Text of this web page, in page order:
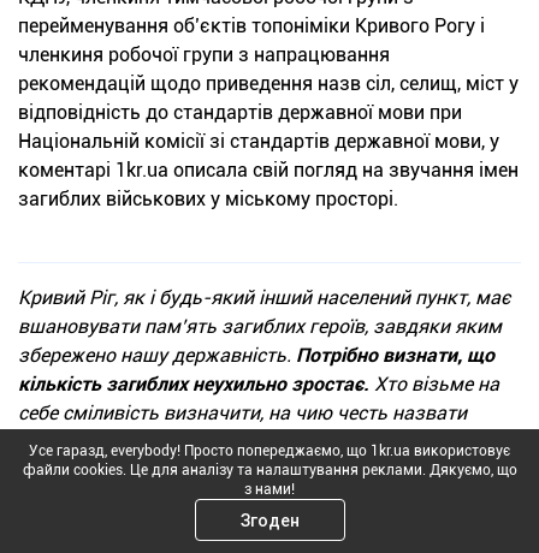
перейменування об’єктів топоніміки Кривого Рогу і
членкиня робочої групи з напрацювання
рекомендацій щодо приведення назв сіл, селищ, міст у
відповідність до стандартів державної мови при
Національній комісії зі стандартів державної мови, у
коментарі 1kr.ua описала свій погляд на звучання імен
загиблих військових у міському просторі.
Кривий Ріг, як і будь-який інший населений пункт, має
вшановувати пам’ять загиблих героїв, завдяки яким
збережено нашу державність. Потрібно визнати, що
кількість загиблих неухильно зростає. Хто візьме на
себе сміливість визначити, на чию честь назвати
велику людну вулицю, чиє прізвище носитиме
маленька вуличка з кількома десятками
зареєстрованих мешканців десь у віддалених
мікрорайонах, а чиїм іменем достатньо перейменувати
Усе гаразд, everybody! Просто попереджаємо, що 1kr.ua використовує
файли cookies. Це для аналізу та налаштування реклами. Дякуємо, що
з нами!
Згоден